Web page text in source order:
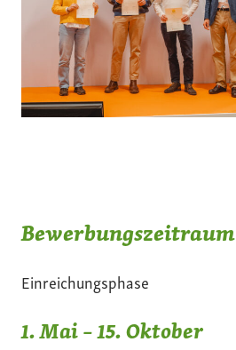
Bewerbungszeitraum
Einreichungsphase
1. Mai – 15. Oktober